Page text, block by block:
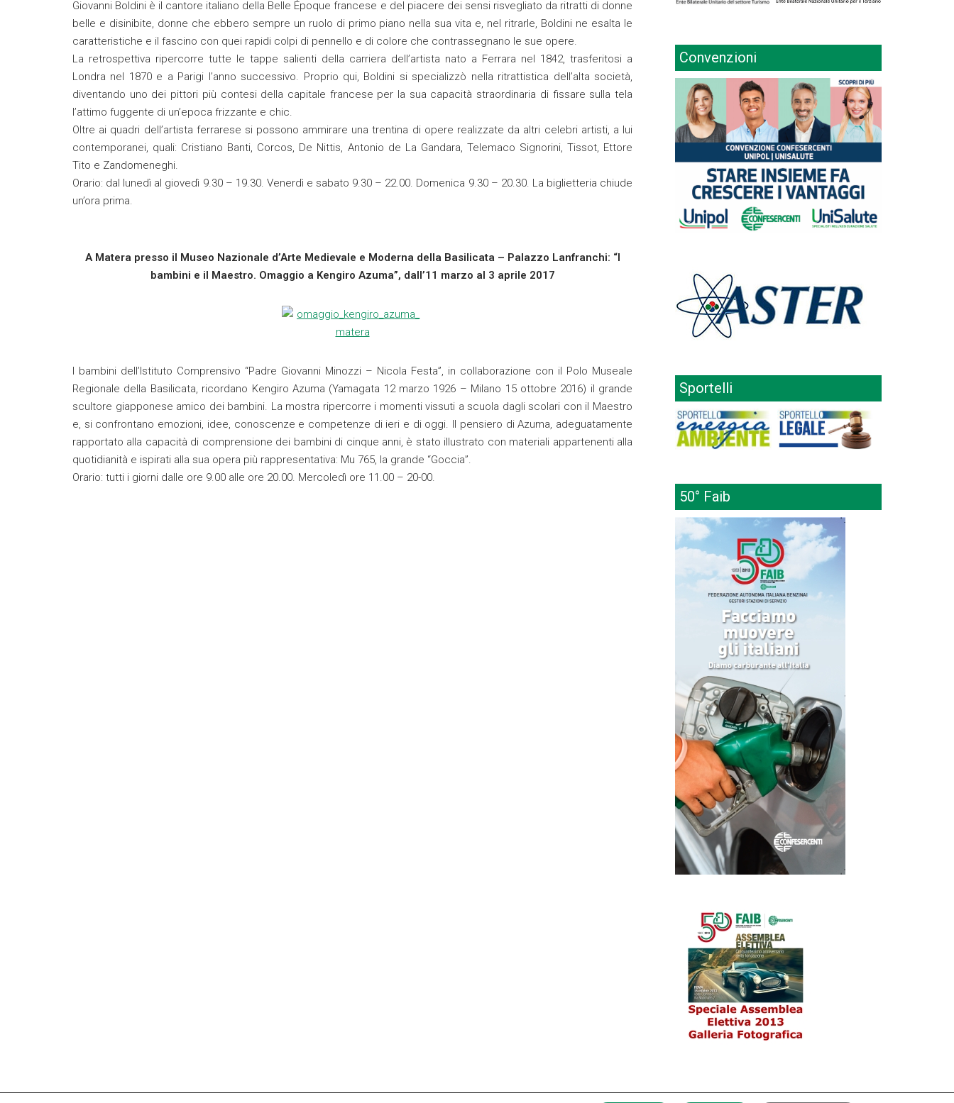
Giovanni Boldini è il cantore italiano della Belle Époque francese e del piacere dei sensi risvegliato da ritratti di donne
belle e disinibite, donne che ebbero sempre un ruolo di primo piano nella sua vita e, nel ritrarle, Boldini ne esalta le
caratteristiche e il fascino con quei rapidi colpi di pennello e di colore che contrassegnano le sue opere.
La retrospettiva ripercorre tutte le tappe salienti della carriera dell’artista nato a Ferrara nel 1842, trasferitosi a
Londra nel 1870 e a Parigi l’anno successivo. Proprio qui, Boldini si specializzò nella ritrattistica dell’alta società,
diventando uno dei pittori più contesi della capitale francese per la sua capacità straordinaria di fissare sulla tela
l’attimo fuggente di un’epoca frizzante e chic.
Oltre ai quadri dell’artista ferrarese si possono ammirare una trentina di opere realizzate da altri celebri artisti, a lui
contemporanei, quali: Cristiano Banti, Corcos, De Nittis, Antonio de La Gandara, Telemaco Signorini, Tissot, Ettore
Tito e Zandomeneghi.
Orario: dal lunedì al giovedì 9.30 – 19.30. Venerdì e sabato 9.30 – 22.00. Domenica 9.30 – 20.30. La biglietteria chiude
un’ora prima.
A Matera presso il Museo Nazionale d’Arte Medievale e Moderna della Basilicata – Palazzo Lanfranchi: “I
bambini e il Maestro. Omaggio a Kengiro Azuma”, dall’11 marzo al 3 aprile 2017
I bambini dell’Istituto Comprensivo “Padre Giovanni Minozzi – Nicola Festa”, in collaborazione con il Polo Museale
Regionale della Basilicata, ricordano Kengiro Azuma (Yamagata 12 marzo 1926 – Milano 15 ottobre 2016) il grande
scultore giapponese amico dei bambini. La mostra ripercorre i momenti vissuti a scuola dagli scolari con il Maestro
e, si confrontano emozioni, idee, conoscenze e competenze di ieri e di oggi. Il pensiero di Azuma, adeguatamente
rapportato alla capacità di comprensione dei bambini di cinque anni, è stato illustrato con materiali appartenenti alla
quotidianità e ispirati alla sua opera più rappresentativa: Mu 765, la grande “Goccia”.
Orario: tutti i giorni dalle ore 9.00 alle ore 20.00. Mercoledì ore 11.00 – 20-00.
Convenzioni
Sportelli
50° Faib